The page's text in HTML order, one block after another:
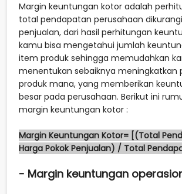
Margin keuntungan kotor adalah
total pendapatan perusahaan
penjualan, dari hasil perhitungan
kamu bisa mengetahui jumlah
item produk sehingga memudahkan
menentukan sebaiknya meningkatkan
produk mana, yang memberikan
besar pada perusahaan. Berikut ini
margin keuntungan kotor :
Margin Keuntungan Kotor= [(Total
Harga Pokok Penjualan) / Total
- Margin keuntungan